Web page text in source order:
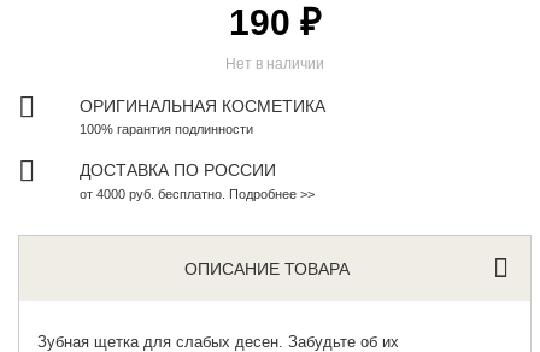
Нет в наличии
190 ₽
ОРИГИНАЛЬНАЯ КОСМЕТИКА
100% гарантия подлинности
ДОСТАВКА ПО РОССИИ
от 4000 руб. бесплатно. Подробнее >>
ОПИСАНИЕ ТОВАРА
Зубная щетка для слабых десен. Забудьте об их